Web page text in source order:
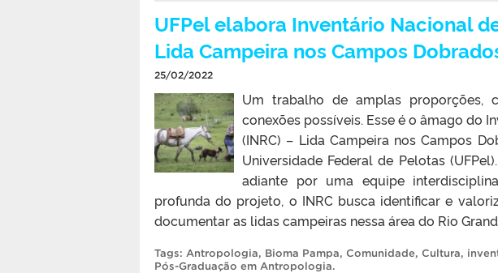
UFPel elabora Inventário Nacional
Lida Campeira nos Campos
25/02/2022
Um trabalho de amplas proporções,
conexões possíveis. Esse é o âmago do
(INRC) – Lida Campeira nos Campos
Universidade Federal de Pelotas
adiante por uma equipe
profunda do projeto, o INRC busca identificar e
documentar as lidas campeiras nessa área do Rio
Tags: Antropologia, Bioma Pampa, Comunidade, Cultura,
Pós-Graduação em Antropologia.